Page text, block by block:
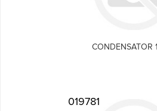
CONDENSATOR
019781